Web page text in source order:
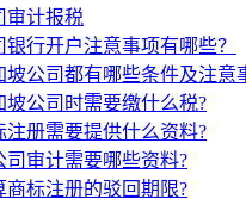
审计报税
银行开户注意事项有哪些？
坡公司都有哪些条件及注意
坡公司时需要缴什么税?
注册需要提供什么资料?
司审计需要哪些资料?
商标注册的驳回期限?